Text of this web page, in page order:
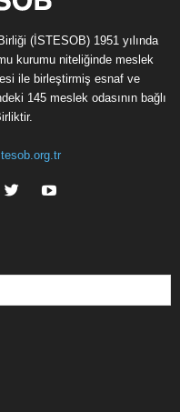
(İSTESOB) 1951 yılında
kurumu niteliğinde meslek
ile birleştirmiş esnaf ve
145 meslek odasının bağlı